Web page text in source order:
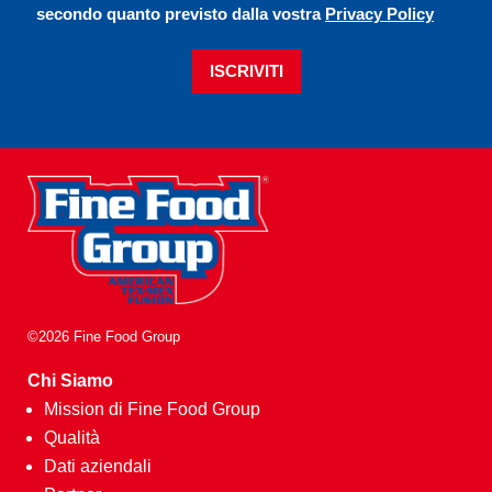
secondo quanto previsto dalla vostra Privacy Policy
ISCRIVITI
©2026 Fine Food Group
Chi Siamo
Mission di Fine Food Group
Qualità
Dati aziendali